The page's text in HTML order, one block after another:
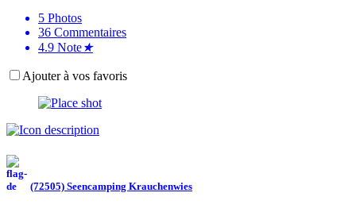
5 Photos
36 Commentaires
4.9 Note★
Ajouter à vos favoris
(72505) Seencamping Krauchenwies